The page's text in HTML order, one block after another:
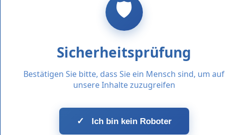
Sicherheitsprüfung
Bestätigen Sie bitte, dass Sie ein Mensch sind, um auf
unsere Inhalte zuzugreifen
✓ Ich bin kein Roboter